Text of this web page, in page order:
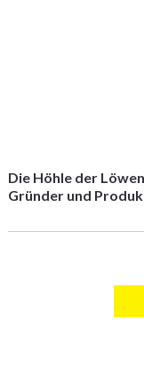
Die Höhle der
Gründer und